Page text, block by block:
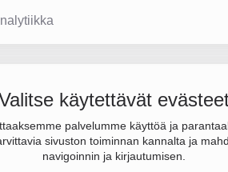
käytettävät
palvelumme käyttöä ja
sivuston toiminnan kannalta ja
navigoinnin ja kirjautumisen.
M. Toppari Oy
tulos 32 000 €. Sen päätoimiala